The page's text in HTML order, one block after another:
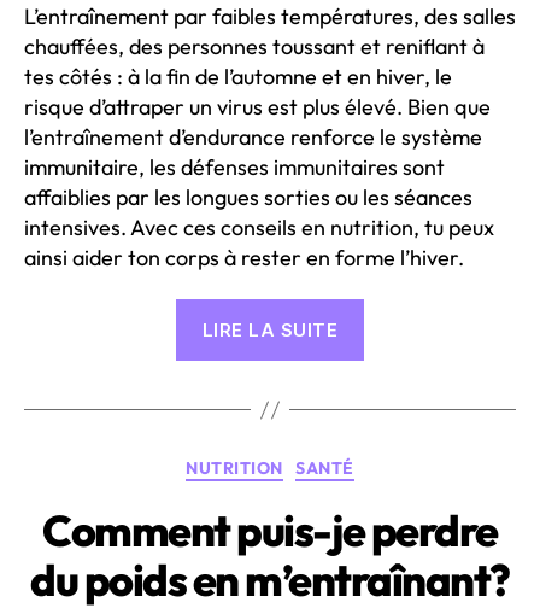
L’entraînement par faibles températures, des salles
chauffées, des personnes toussant et reniflant à
tes côtés : à la fin de l’automne et en hiver, le
risque d’attraper un virus est plus élevé. Bien que
l’entraînement d’endurance renforce le système
immunitaire, les défenses immunitaires sont
affaiblies par les longues sorties ou les séances
intensives. Avec ces conseils en nutrition, tu peux
ainsi aider ton corps à rester en forme l’hiver.
LIRE LA SUITE
meilleure
Catégories
NUTRITION SANTÉ
Comment puis-je perdre
du poids en m’entraînant?